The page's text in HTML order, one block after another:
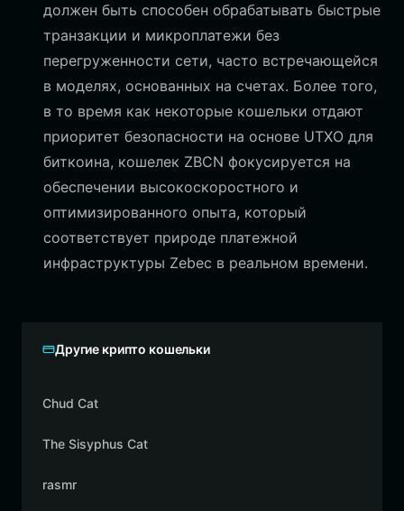
должен быть способен обрабатывать быстрые
транзакции и микроплатежи без
перегруженности сети, часто встречающейся
в моделях, основанных на счетах. Более того,
в то время как некоторые кошельки отдают
приоритет безопасности на основе UTXO для
биткоина, кошелек ZBCN фокусируется на
обеспечении высокоскоростного и
оптимизированного опыта, который
соответствует природе платежной
инфраструктуры Zebec в реальном времени.
Другие крипто кошельки
Chud Cat
The Sisyphus Cat
rasmr